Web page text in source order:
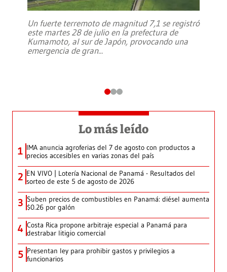
Un fuerte terremoto de magnitud 7,1 se registró
este martes 28 de julio en la prefectura de
Kumamoto, al sur de Japón, provocando una
emergencia de gran...
Lo más leído
1 IMA anuncia agroferias del 7 de agosto con productos a
precios accesibles en varias zonas del país
2 EN VIVO | Lotería Nacional de Panamá - Resultados del
sorteo de este 5 de agosto de 2026
3 Suben precios de combustibles en Panamá: diésel aumenta
$0.26 por galón
4 Costa Rica propone arbitraje especial a Panamá para
destrabar litigio comercial
5 Presentan ley para prohibir gastos y privilegios a
funcionarios